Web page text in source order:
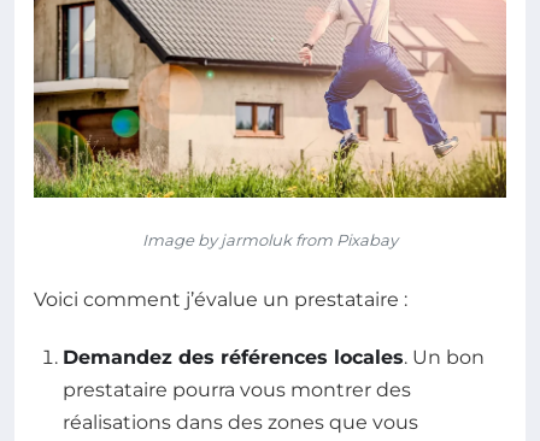
Image by jarmoluk from Pixabay
Voici comment j’évalue un prestataire :
Demandez des références locales. Un bon
prestataire pourra vous montrer des
réalisations dans des zones que vous